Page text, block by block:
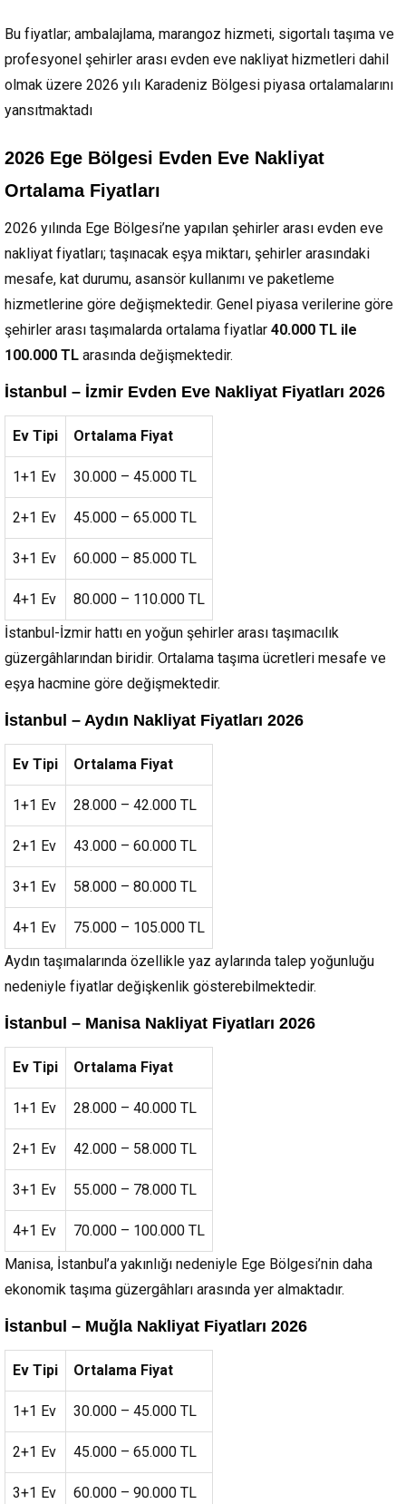
Bu fiyatlar; ambalajlama, marangoz hizmeti, sigortalı taşıma ve
profesyonel şehirler arası evden eve nakliyat hizmetleri dahil
olmak üzere 2026 yılı Karadeniz Bölgesi piyasa ortalamalarını
yansıtmaktadı
2026 Ege Bölgesi Evden Eve Nakliyat
Ortalama Fiyatları
2026 yılında Ege Bölgesi’ne yapılan şehirler arası evden eve
nakliyat fiyatları; taşınacak eşya miktarı, şehirler arasındaki
mesafe, kat durumu, asansör kullanımı ve paketleme
hizmetlerine göre değişmektedir. Genel piyasa verilerine göre
şehirler arası taşımalarda ortalama fiyatlar 40.000 TL ile
100.000 TL arasında değişmektedir.
İstanbul – İzmir Evden Eve Nakliyat Fiyatları 2026
Ev Tipi Ortalama Fiyat
1+1 Ev 30.000 – 45.000 TL
2+1 Ev 45.000 – 65.000 TL
3+1 Ev 60.000 – 85.000 TL
4+1 Ev
80.000 – 110.000 TL
İstanbul-İzmir hattı en yoğun şehirler arası taşımacılık
güzergâhlarından biridir. Ortalama taşıma ücretleri mesafe ve
eşya hacmine göre değişmektedir.
İstanbul – Aydın Nakliyat Fiyatları 2026
Ev Tipi Ortalama Fiyat
1+1 Ev 28.000 – 42.000 TL
2+1 Ev 43.000 – 60.000 TL
3+1 Ev 58.000 – 80.000 TL
4+1 Ev
75.000 – 105.000 TL
Aydın taşımalarında özellikle yaz aylarında talep yoğunluğu
nedeniyle fiyatlar değişkenlik gösterebilmektedir.
İstanbul – Manisa Nakliyat Fiyatları 2026
Ev Tipi Ortalama Fiyat
1+1 Ev 28.000 – 40.000 TL
2+1 Ev 42.000 – 58.000 TL
3+1 Ev 55.000 – 78.000 TL
4+1 Ev
70.000 – 100.000 TL
Manisa, İstanbul’a yakınlığı nedeniyle Ege Bölgesi’nin daha
ekonomik taşıma güzergâhları arasında yer almaktadır.
İstanbul – Muğla Nakliyat Fiyatları 2026
Ev Tipi Ortalama Fiyat
1+1 Ev 30.000 – 45.000 TL
2+1 Ev 45.000 – 65.000 TL
3+1 Ev 60.000 – 90.000 TL